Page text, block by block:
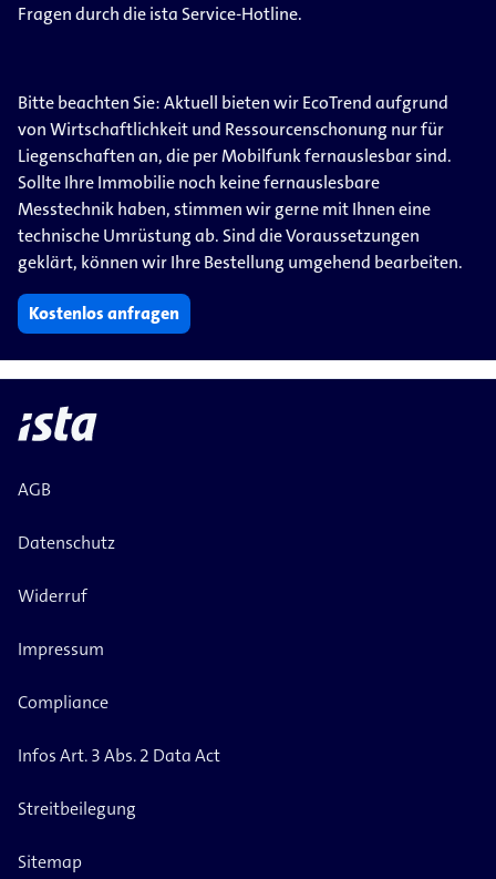
Fragen durch die ista Service-Hotline.
Bitte beachten Sie: Aktuell bieten wir EcoTrend aufgrund
von Wirtschaftlichkeit und Ressourcenschonung nur für
Liegenschaften an, die per Mobilfunk fernauslesbar sind.
Sollte Ihre Immobilie noch keine fernauslesbare
Messtechnik haben, stimmen wir gerne mit Ihnen eine
technische Umrüstung ab. Sind die Voraussetzungen
geklärt, können wir Ihre Bestellung umgehend bearbeiten.
Kostenlos anfragen
AGB
Datenschutz
Widerruf
Impressum
Compliance
Infos Art. 3 Abs. 2 Data Act
Streitbeilegung
Sitemap